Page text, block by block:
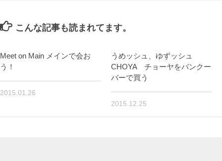
こんな記事も読まれてます。
Meet on Main メインで会お
う！
2015.01.26
うめッシュ、ゆずッシュ
CHOYA チョーヤをバンクー
バーで買う
2015.12.25